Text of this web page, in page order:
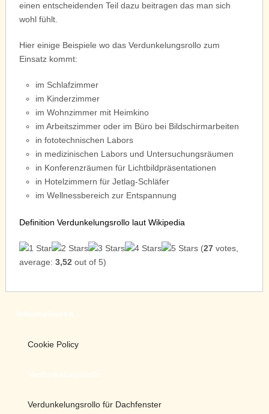
einen entscheidenden Teil dazu beitragen das man sich
wohl fühlt.
Hier einige Beispiele wo das Verdunkelungsrollo zum
Einsatz kommt:
im Schlafzimmer
im Kinderzimmer
im Wohnzimmer mit Heimkino
im Arbeitszimmer oder im Büro bei Bildschirmarbeiten
in fototechnischen Labors
in medizinischen Labors und Untersuchungsräumen
in Konferenzräumen für Lichtbildpräsentationen
in Hotelzimmern für Jetlag-Schläfer
im Wellnessbereich zur Entspannung
Definition Verdunkelungsrollo laut Wikipedia
(27votes,
average: 3,52 out of 5)
Cookie Policy
Verdunkelungsrollo für Dachfenster